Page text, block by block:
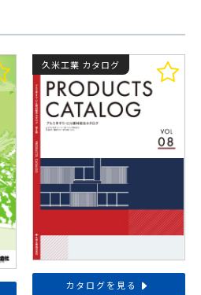
久米工業 カタログ
カタログを見る